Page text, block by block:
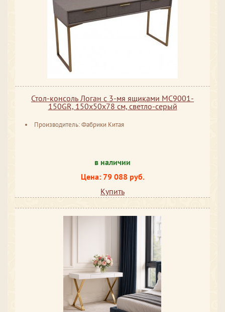
Стол-консоль Логан с 3-мя ящиками MC9001-
150GR, 150х50х78 см, светло-серый
Производитель: Фабрики Китая
в наличии
Цена: 79 088 руб.
Купить